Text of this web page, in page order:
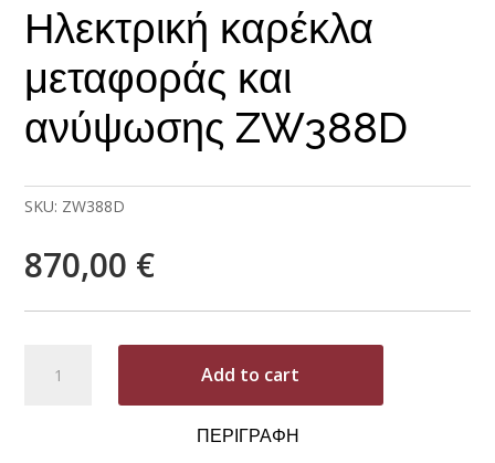
Ηλεκτρική καρέκλα
μεταφοράς και
ανύψωσης ZW388D
SKU: ZW388D
870,00 €
καρέκλα
Add to cart
t
ΠΕΡΙΓΡΑΦΗ